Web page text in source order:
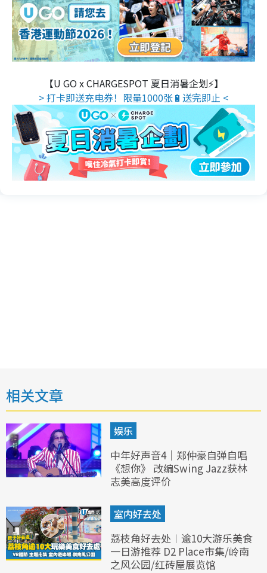
【U GO x CHARGESPOT 夏日消暑企划⚡】
> 打卡即送充电券！限量1000张🔋送完即止 <
相关文章
娱乐
中年好声音4｜郑仲豪自弹自唱
《想你》 改编Swing Jazz获林
志美高度评价
室内好去处
荔枝角好去处︱逾10大游乐美食
一日游推荐 D2 Place市集/岭南
之风公园/红砖屋展览馆